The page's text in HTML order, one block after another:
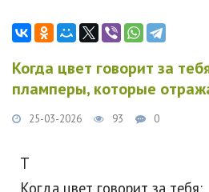
Когда цвет говорит за
пламперы, которые
25-03-2026 93 0
T
Когда цвет говорит за тебя: